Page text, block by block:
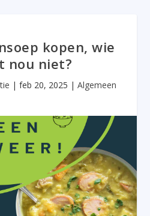
kopen, wie
nou niet?
| feb 20, 2025 | Algemeen